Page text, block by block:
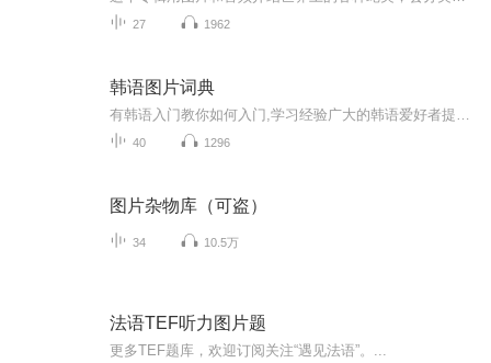
27 1962
韩语图片词典
40 1296
图片杂物库（可盗）
34 10.5万
法语TEF听力图片题
更多TEF题库，欢迎订阅关注“遇见法语”。...